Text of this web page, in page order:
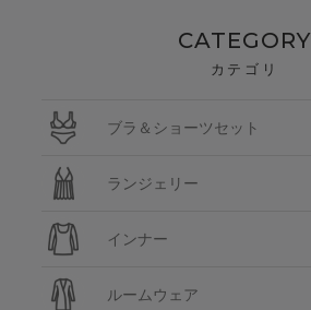
CATEGORY
カテゴリ
ブラ＆ショーツセット
ランジェリー
インナー
ルームウェア